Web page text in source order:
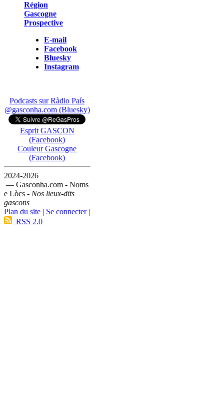
Région
Gascogne
Prospective
E-mail
Facebook
Bluesky
Instagram
Podcasts sur Ràdio País
@gasconha.com (Bluesky)
Esprit GASCON
(Facebook)
Couleur Gascogne
(Facebook)
2024-2026
— Gasconha.com - Noms
e Lòcs - Nos lieux-dits
gascons
Plan du site | Se connecter|
RSS 2.0